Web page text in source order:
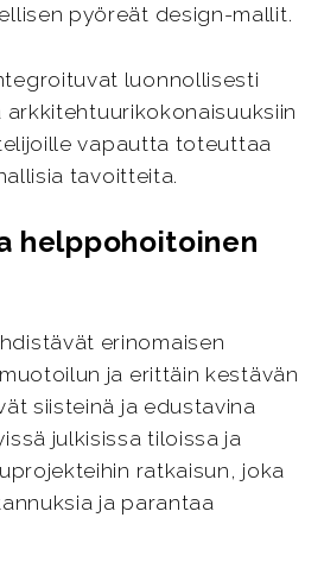
pyöreät design-mallit.
luonnollisesti
arkkitehtuurikokonaisuuksiin
vapautta toteuttaa
tavoitteita.
helppohoitoinen
erinomaisen
ja erittäin kestävän
siisteinä ja edustavina
julkisissa tiloissa ja
ratkaisun, joka
ja parantaa